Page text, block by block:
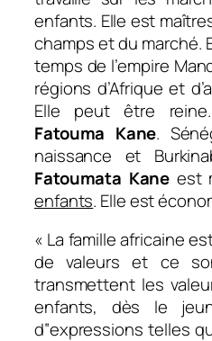
enfants. Elle est
champs et du marché.
temps de l’empire
régions d’Afrique et
Elle peut être
Fatouma Kane.
naissance et
Fatoumata Kane est
enfants. Elle est
« La famille africaine
de valeurs et ce
transmettent les
enfants, dès le
d‟expressions telles